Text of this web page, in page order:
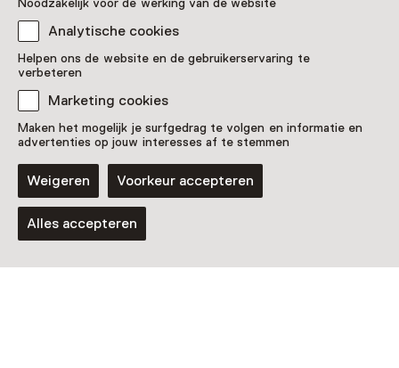
Analytische cookies
Helpen ons de website en de gebruikerservaring te
verbeteren
Marketing cookies
Maken het mogelijk je surfgedrag te volgen en informatie en
advertenties op jouw interesses af te stemmen
Weigeren Voorkeur accepteren
Alles accepteren
018 - 13 01 110
Vandaag gesloten
Meer openingstijden
Nog meer ontdekken